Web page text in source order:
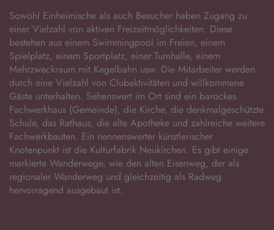
Sowohl Einheimische als auch Besucher haben Zugang zu
einer Vielzahl von aktiven Freizeitmöglichkeiten. Diese
bestehen aus einem Swimmingpool im Freien, einem
Spielplatz, einem Sportplatz, einer Turnhalle, einem
Mehrzweckraum mit Kegelbahn usw. Die Mitarbeiter werden
durch eine Vielzahl von Clubaktivitäten und willkommene
Gäste unterhalten. Sehenswert im Ort sind ein barockes
Fachwerkhaus (Gemeinde), die Kirche, die denkmalgeschützte
Schule, das Rathaus, die alte Apotheke und zahlreiche weitere
Fachwerkbauten. Ein nennenswerter künstlerischer
Knotenpunkt ist die Kulturfabrik Neukirchen. Es gibt einige
markierte Wanderwege, wie den alten Eisenweg, der als
regionaler Wanderweg und gleichzeitig als Radweg
hervorragend ausgebaut ist.